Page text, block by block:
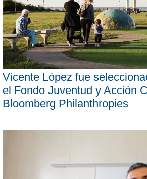
Vicente López fue
el Fondo Juventud y Acción
Bloomberg Philanthropies